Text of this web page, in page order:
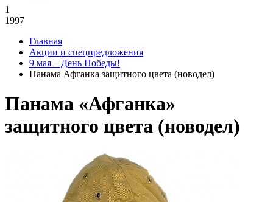
1
1997
Главная
Акции и спецпредложения
9 мая – День Победы!
Панама Афганка защитного цвета (новодел)
Панама «Афганка»
защитного цвета (новодел)